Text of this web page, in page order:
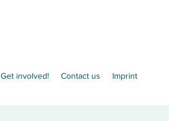
Get involved! Contact us Imprint